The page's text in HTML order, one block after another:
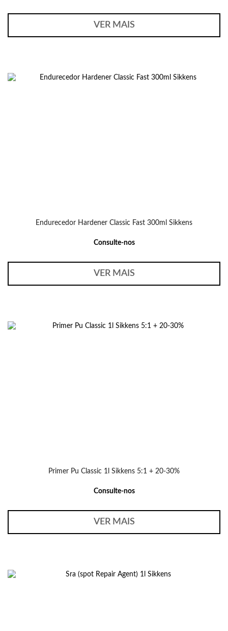
VER MAIS
Endurecedor Hardener Classic Fast 300ml Sikkens
Consulte-nos
VER MAIS
Primer Pu Classic 1l Sikkens 5:1 + 20-30%
Consulte-nos
VER MAIS